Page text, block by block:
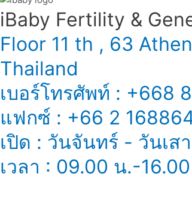
iBaby Fertility &
Floor 11 th , 63
Thailand
เบอร์โทรศัพท์ : +668
แฟกซ์ : +66 2
เปิด : วันจันทร์ - วันเส
เวลา : 09.00 น.-